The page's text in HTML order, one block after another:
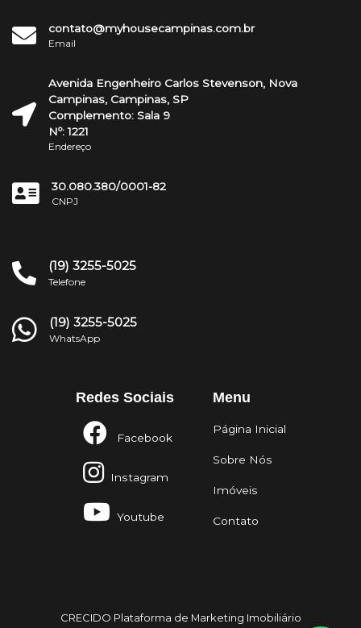
contato@myhousecampinas.com.br
Email
Avenida Engenheiro Carlos Stevenson, Nova
Campinas, Campinas, SP
Complemento: Sala 9
Nº: 1221
Endereço
30.080.380/0001-82
CNPJ
(19) 3255-5025
Telefone
(19) 3255-5025
WhatsApp
Redes Sociais
Facebook
Instagram
Youtube
Menu
Página Inicial
Sobre Nós
Imóveis
Contato
CRECIDO Plataforma de Marketing Imobiliário